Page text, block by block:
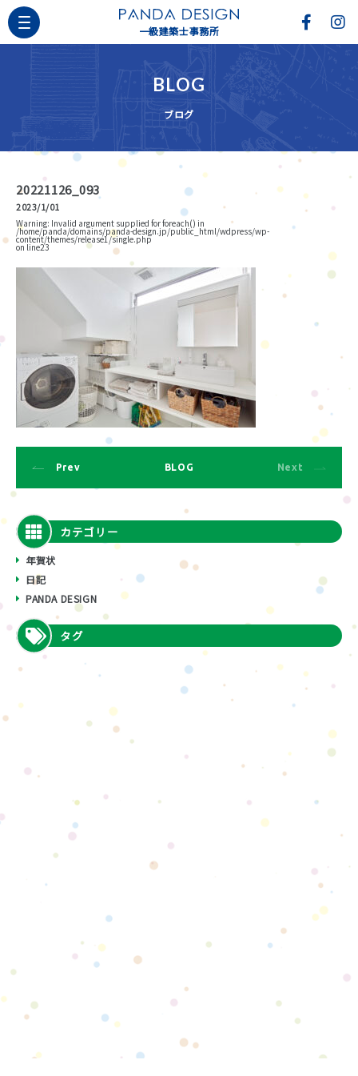
一級建築士事務所
BLOG
ブログ
20221126_093
2023/1/01
Warning: Invalid argument supplied for foreach() in
/home/panda/domains/panda-design.jp/public_html/wdpress/wp-
content/themes/release1/single.php
on line23
Prev BLOG Next
カテゴリー
年賀状
日記
PANDA DESIGN
タグ